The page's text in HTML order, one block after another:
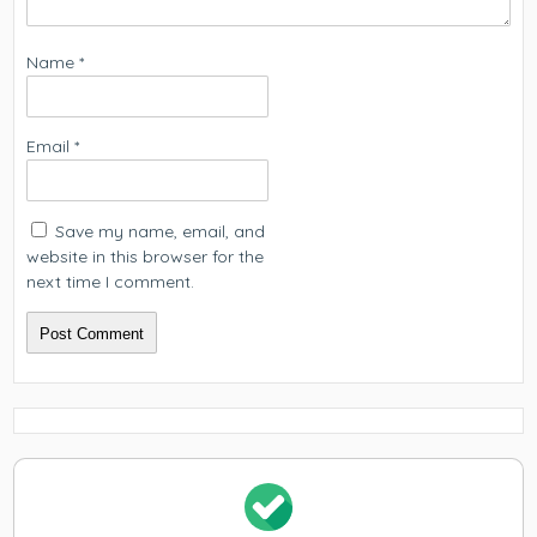
Name*
Email*
Save my name, email, and
website in this browser for the
next time I comment.